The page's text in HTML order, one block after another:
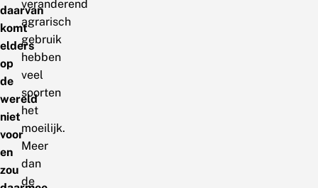
daarvan
komt
elders
op
de
wereld
niet
voor
en
zou
veranderend
agrarisch
gebruik
hebben
veel
soorten
het
moeilijk.
Meer
dan
de